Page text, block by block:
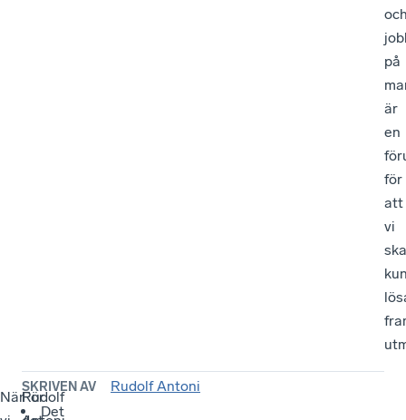
på
är
en
för
att
vi
ska
NärFör
Det
Rudolf
SKRIVEN AV Rudolf Antoni